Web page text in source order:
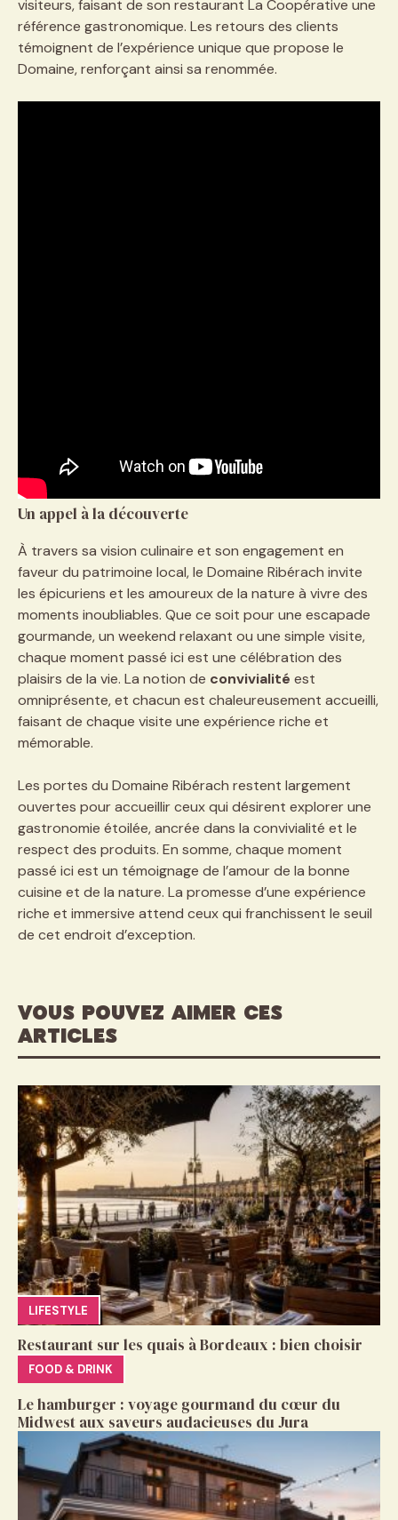
visiteurs, faisant de son restaurant La Coopérative une
référence gastronomique. Les retours des clients
témoignent de l’expérience unique que propose le
Domaine, renforçant ainsi sa renommée.
Un appel à la découverte
À travers sa vision culinaire et son engagement en
faveur du patrimoine local, le Domaine Ribérach invite
les épicuriens et les amoureux de la nature à vivre des
moments inoubliables. Que ce soit pour une escapade
gourmande, un weekend relaxant ou une simple visite,
chaque moment passé ici est une célébration des
plaisirs de la vie. La notion de convivialité est
omniprésente, et chacun est chaleureusement accueilli,
faisant de chaque visite une expérience riche et
mémorable.
Les portes du Domaine Ribérach restent largement
ouvertes pour accueillir ceux qui désirent explorer une
gastronomie étoilée, ancrée dans la convivialité et le
respect des produits. En somme, chaque moment
passé ici est un témoignage de l’amour de la bonne
cuisine et de la nature. La promesse d’une expérience
riche et immersive attend ceux qui franchissent le seuil
de cet endroit d’exception.
VOUS POUVEZ AIMER CES
ARTICLES
LIFESTYLE
Restaurant sur les quais à Bordeaux : bien choisir
FOOD & DRINK
Le hamburger : voyage gourmand du cœur du
Midwest aux saveurs audacieuses du Jura